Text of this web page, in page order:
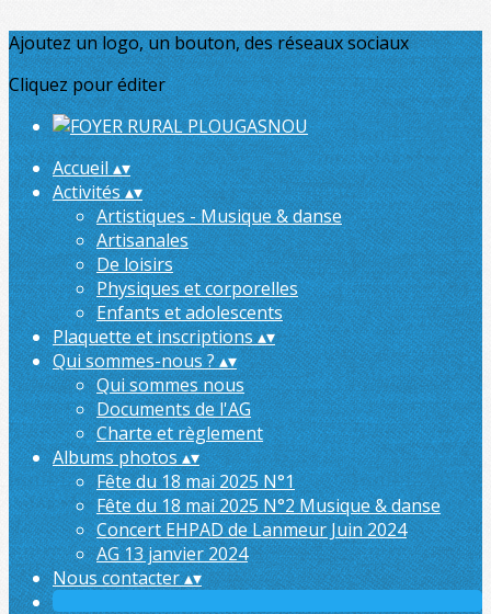
Ajoutez un logo, un bouton, des réseaux sociaux
Cliquez pour éditer
Accueil▴▾
Activités▴▾
Artistiques - Musique & danse
Artisanales
De loisirs
Physiques et corporelles
Enfants et adolescents
Plaquette et inscriptions▴▾
Qui sommes-nous ?▴▾
Qui sommes nous
Documents de l'AG
Charte et règlement
Albums photos▴▾
Fête du 18 mai 2025 N°1
Fête du 18 mai 2025 N°2 Musique & danse
Concert EHPAD de Lanmeur Juin 2024
AG 13 janvier 2024
Nous contacter▴▾